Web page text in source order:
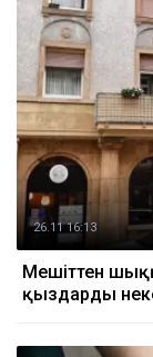
26.11 16:13
Мешіттен
қыздарды